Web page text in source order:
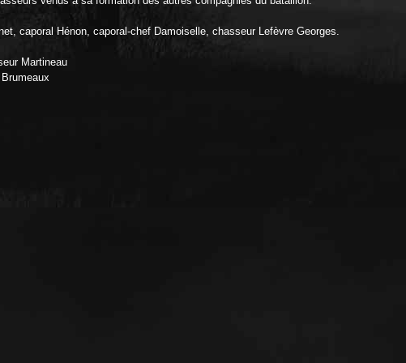
caporal Hénon, caporal-chef Damoiselle, chasseur Lefèvre Georges.
Martineau